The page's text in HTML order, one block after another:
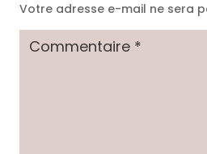
Votre adresse e-mail ne sera